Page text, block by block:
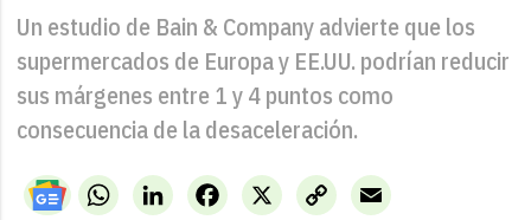
Un estudio de Bain & Company advierte que los
supermercados de Europa y EE.UU. podrían reducir
sus márgenes entre 1 y 4 puntos como
consecuencia de la desaceleración.
WhatsAppLinkedIn X
Facebook
Copy
Link
Email